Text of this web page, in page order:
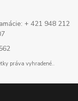
+ 421 948 212
práva vyhradené..